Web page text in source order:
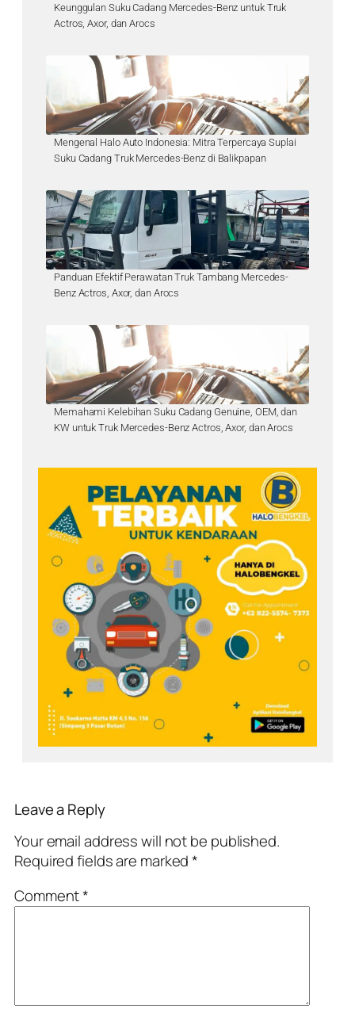
Keunggulan Suku Cadang Mercedes-Benz untuk Truk
Actros, Axor, dan Arocs
Mengenal Halo Auto Indonesia: Mitra Terpercaya Suplai
Suku Cadang Truk Mercedes-Benz di Balikpapan
Panduan Efektif Perawatan Truk Tambang Mercedes-
Benz Actros, Axor, dan Arocs
Memahami Kelebihan Suku Cadang Genuine, OEM, dan
KW untuk Truk Mercedes-Benz Actros, Axor, dan Arocs
Leave a Reply
Your email address will not be published.
Required fields are marked*
Comment*